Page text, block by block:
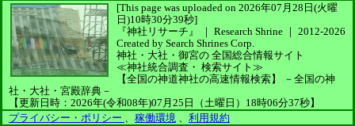
[This page was uploaded on 2026年07月28日(火曜
日)10時30分39秒]
『神社リサーチ』 ｜ Research Shrine ｜ 2012-2026
Created by Search Shrines Corp.
神社・大社・御宮の 全国総合情報サイト
≪神社統合調査・ 検索サイト≫
【全国の神道神社の高速情報検索】
－全国の神
社・大社・宮殿辞典－
【更新日時：2026年(令和08年)07月25日（土曜日）18時06分37秒】
プライバシー・ポリシー
稼働環境 利用規約